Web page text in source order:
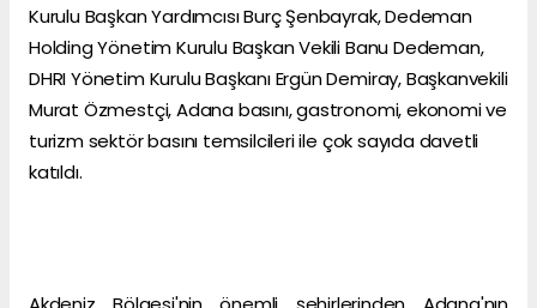
Kurulu Başkan Yardımcısı Burç Şenbayrak, Dedeman
Holding Yönetim Kurulu Başkan Vekili Banu Dedeman,
DHRI Yönetim Kurulu Başkanı Ergün Demiray, Başkanvekili
Murat Özmestçi, Adana basını, gastronomi, ekonomi ve
turizm sektör basını temsilcileri ile çok sayıda davetli
katıldı.